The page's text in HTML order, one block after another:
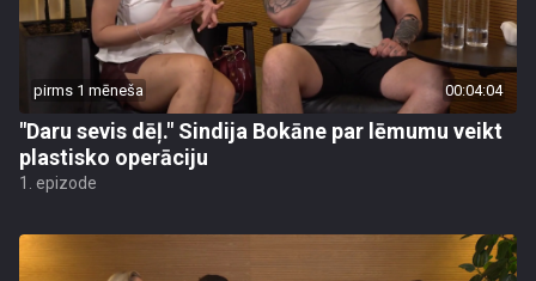
pirms 1 mēneša 00:04:04
"Daru sevis dēļ." Sindija Bokāne par lēmumu veikt
plastisko operāciju
1. epizode